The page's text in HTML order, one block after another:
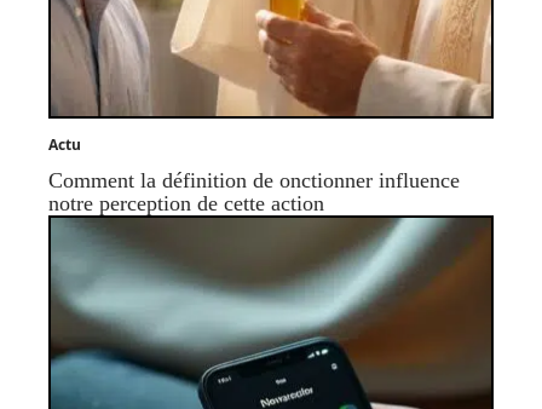
Actu
Comment la définition de onctionner influence
notre perception de cette action